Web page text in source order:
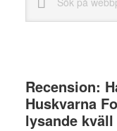
webbplatsen
Recension:
Huskvarna
lysande kväll